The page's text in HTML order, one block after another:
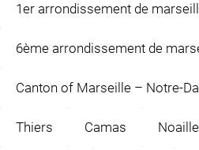
1er arrondissement de
6ème arrondissement de
Canton of Marseille – Notre-
Thiers Camas